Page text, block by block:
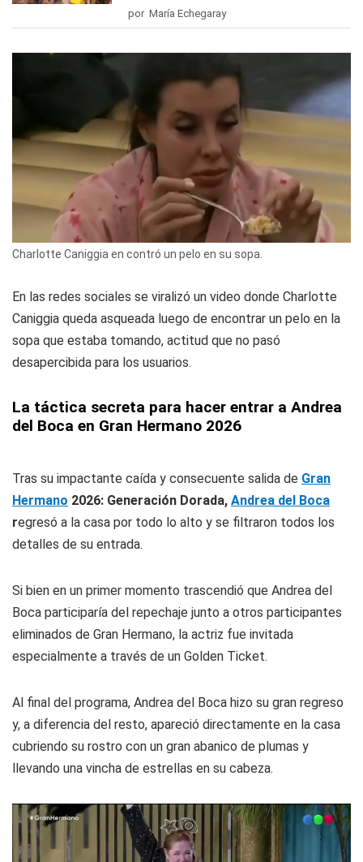
por María Echegaray
Charlotte Caniggia en contró un pelo en su sopa.
En las redes sociales se viralizó un video donde Charlotte
Caniggia queda asqueada luego de encontrar un pelo en la
sopa que estaba tomando, actitud que no pasó
desapercibida para los usuarios.
La táctica secreta para hacer entrar a Andrea
del Boca en Gran Hermano 2026
Tras su impactante caída y consecuente salida de Gran
Hermano 2026: Generación Dorada, Andrea del Boca
regresó a la casa por todo lo alto y se filtraron todos los
detalles de su entrada.
Si bien en un primer momento trascendió que Andrea del
Boca participaría del repechaje junto a otros participantes
eliminados de Gran Hermano, la actriz fue invitada
especialmente a través de un Golden Ticket.
Al final del programa, Andrea del Boca hizo su gran regreso
y, a diferencia del resto, apareció directamente en la casa
cubriendo su rostro con un gran abanico de plumas y
llevando una vincha de estrellas en su cabeza.